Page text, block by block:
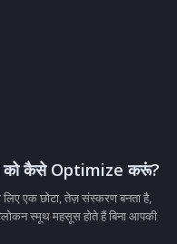
को कैसे Optimize करूं?
एक छोटा, तेज़ संस्करण बनता है,
स्मूथ महसूस होते हैं बिना आपकी